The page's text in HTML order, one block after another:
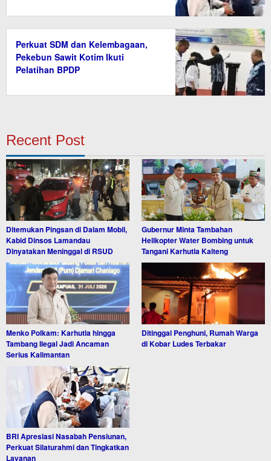
Perkuat SDM dan Kelembagaan,
Pekebun Sawit Kotim Ikuti
Pelatihan BPDP
Recent Post
Ditemukan Pingsan di Dalam Mobil,
Kabid Dinsos Lamandau
Dinyatakan Meninggal di RSUD
Gubernur Minta Tambahan
Helikopter Water Bombing untuk
Tangani Karhutla Kalteng
Menko Polkam: Karhutla hingga
Tambang Ilegal Jadi Ancaman
Serius Kalimantan
Ditinggal Penghuni, Rumah Warga
di Kobar Ludes Terbakar
BRI Apresiasi Nasabah Pensiunan,
Perkuat Silaturahmi dan Tingkatkan
Layanan